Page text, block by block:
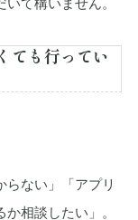
ても行ってい
らない」「アプリ
相談したい」。